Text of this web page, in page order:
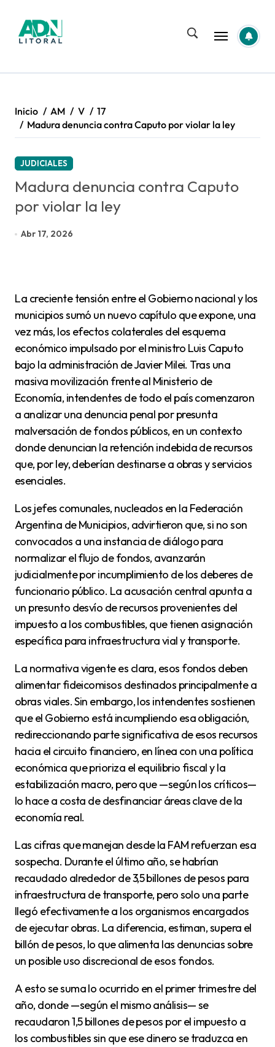
contenido
Inicio AM V
17
Madura denuncia contra Caputo por violar la ley
JUDICIALES
Madura denuncia contra Caputo
por violar la ley
Abr 17, 2026
La creciente tensión entre el Gobierno nacional y los
municipios sumó un nuevo capítulo que expone, una
vez más, los efectos colaterales del esquema
económico impulsado por el ministro Luis Caputo
bajo la administración de Javier Milei. Tras una
masiva movilización frente al Ministerio de
Economía, intendentes de todo el país comenzaron
a analizar una denuncia penal por presunta
malversación de fondos públicos, en un contexto
donde denuncian la retención indebida de recursos
que, por ley, deberían destinarse a obras y servicios
esenciales.
Los jefes comunales, nucleados en la Federación
Argentina de Municipios, advirtieron que, si no son
convocados a una instancia de diálogo para
normalizar el flujo de fondos, avanzarán
judicialmente por incumplimiento de los deberes de
funcionario público. La acusación central apunta a
un presunto desvío de recursos provenientes del
impuesto a los combustibles, que tienen asignación
específica para infraestructura vial y transporte.
La normativa vigente es clara, esos fondos deben
alimentar fideicomisos destinados principalmente a
obras viales. Sin embargo, los intendentes sostienen
que el Gobierno está incumpliendo esa obligación,
redireccionando parte significativa de esos recursos
hacia el circuito financiero, en línea con una política
económica que prioriza el equilibrio fiscal y la
estabilización macro, pero que —según los críticos—
lo hace a costa de desfinanciar áreas clave de la
economía real.
Las cifras que manejan desde la FAM refuerzan esa
sospecha. Durante el último año, se habrían
recaudado alrededor de 3,5 billones de pesos para
infraestructura de transporte, pero solo una parte
llegó efectivamente a los organismos encargados
de ejecutar obras. La diferencia, estiman, supera el
billón de pesos, lo que alimenta las denuncias sobre
un posible uso discrecional de esos fondos.
A esto se suma lo ocurrido en el primer trimestre del
año, donde —según el mismo análisis— se
recaudaron 1,5 billones de pesos por el impuesto a
los combustibles sin que ese dinero se traduzca en